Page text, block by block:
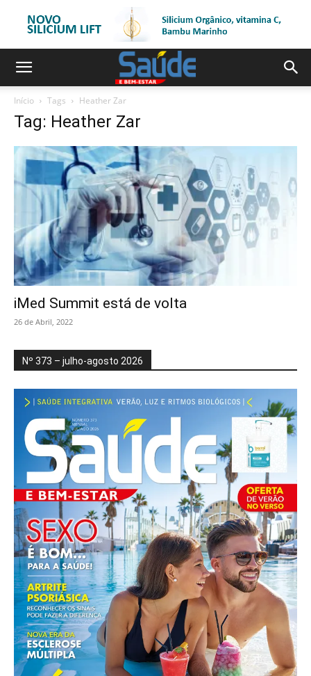
Início Tags Heather Zar
Tag: Heather Zar
iMed Summit está de volta
26 de Abril, 2022
Nº 373 – julho-agosto 2026